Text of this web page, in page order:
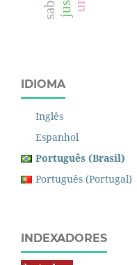
IDIOMA
Inglês
Espanhol
Português (Brasil)
Português (Portugal)
INDEXADORES